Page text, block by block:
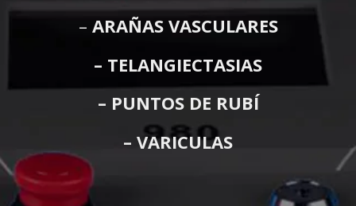
– ARAÑAS VASCULARES
– TELANGIECTASIAS
– PUNTOS DE RUBÍ
– VARICULAS